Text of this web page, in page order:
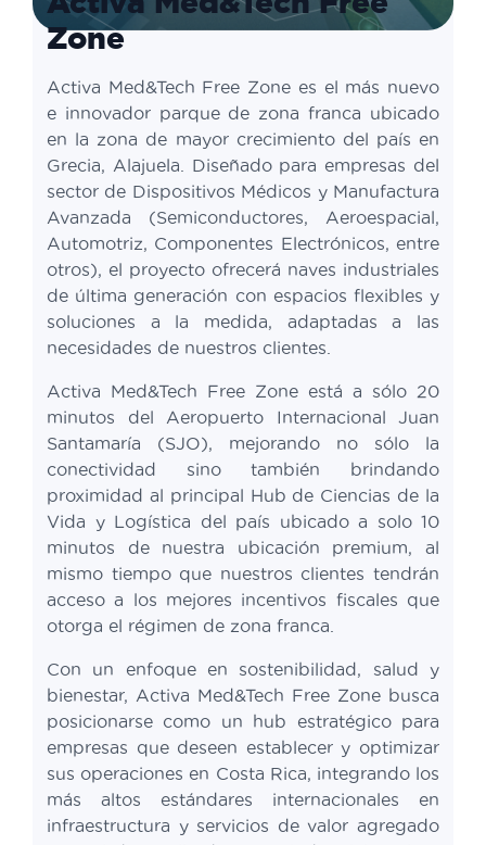
Zone
Activa Med&Tech Free Zone es el más nuevo
e innovador parque de zona franca ubicado
en la zona de mayor crecimiento del país en
Grecia, Alajuela. Diseñado para empresas del
sector de Dispositivos Médicos y Manufactura
Avanzada (Semiconductores, Aeroespacial,
Automotriz, Componentes Electrónicos, entre
otros), el proyecto ofrecerá naves industriales
de última generación con espacios flexibles y
soluciones a la medida, adaptadas a las
necesidades de nuestros clientes.
Activa Med&Tech Free Zone está a sólo 20
minutos del Aeropuerto Internacional Juan
Santamaría (SJO), mejorando no sólo la
conectividad sino también brindando
proximidad al principal Hub de Ciencias de la
Vida y Logística del país ubicado a solo 10
minutos de nuestra ubicación premium, al
mismo tiempo que nuestros clientes tendrán
acceso a los mejores incentivos fiscales que
otorga el régimen de zona franca.
Con un enfoque en sostenibilidad, salud y
bienestar, Activa Med&Tech Free Zone busca
posicionarse como un hub estratégico para
empresas que deseen establecer y optimizar
sus operaciones en Costa Rica, integrando los
más altos estándares internacionales en
infraestructura y servicios de valor agregado